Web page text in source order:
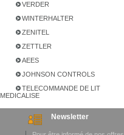
VERDER
WINTERHALTER
ZENITEL
ZETTLER
AEES
JOHNSON CONTROLS
TELECOMMANDE DE LIT
MEDICALISE
Newsletter